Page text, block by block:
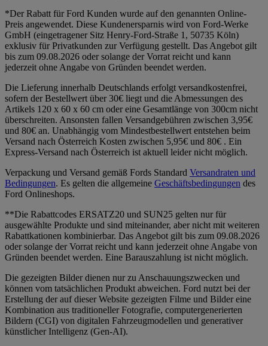
*Der Rabatt für Ford Kunden wurde auf den genannten Online-
Preis angewendet. Diese Kundenersparnis wird von Ford-Werke
GmbH (eingetragener Sitz Henry-Ford-Straße 1, 50735 Köln)
exklusiv für Privatkunden zur Verfügung gestellt. Das Angebot gilt
bis zum 09.08.2026 oder solange der Vorrat reicht und kann
jederzeit ohne Angabe von Gründen beendet werden.
Die Lieferung innerhalb Deutschlands erfolgt versandkostenfrei,
sofern der Bestellwert über 30€ liegt und die Abmessungen des
Artikels 120 x 60 x 60 cm oder eine Gesamtlänge von 300cm nicht
überschreiten. Ansonsten fallen Versandgebühren zwischen 3,95€
und 80€ an. Unabhängig vom Mindestbestellwert entstehen beim
Versand nach Österreich Kosten zwischen 5,95€ und 80€ . Ein
Express-Versand nach Österreich ist aktuell leider nicht möglich.
Verpackung und Versand gemäß Fords Standard Versandraten und
Bedingungen. Es gelten die allgemeine Geschäftsbedingungen des
Ford Onlineshops.
**Die Rabattcodes ERSATZ20 und SUN25 gelten nur für
ausgewählte Produkte und sind miteinander, aber nicht mit weiteren
Rabattkationen kombinierbar. Das Angebot gilt bis zum 09.08.2026
oder solange der Vorrat reicht und kann jederzeit ohne Angabe von
Gründen beendet werden. Eine Barauszahlung ist nicht möglich.
Die gezeigten Bilder dienen nur zu Anschauungszwecken und
können vom tatsächlichen Produkt abweichen. Ford nutzt bei der
Erstellung der auf dieser Website gezeigten Filme und Bilder eine
Kombination aus traditioneller Fotografie, computergenerierten
Bildern (CGI) von digitalen Fahrzeugmodellen und generativer
künstlicher Intelligenz (Gen-AI).